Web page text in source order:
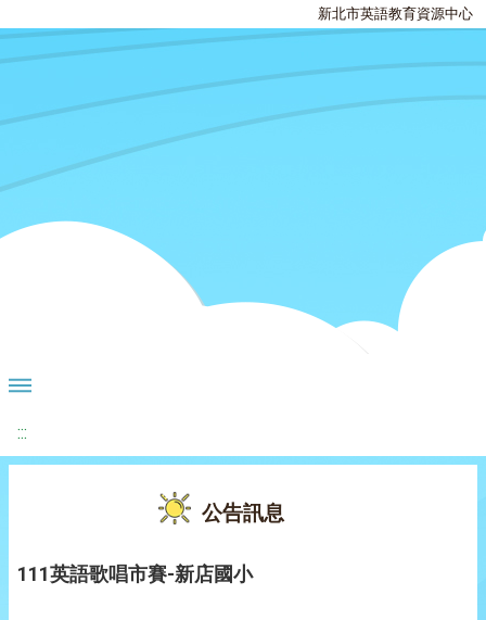
新北市英語教育資源中心
:::
公告訊息
111英語歌唱市賽-新店國小